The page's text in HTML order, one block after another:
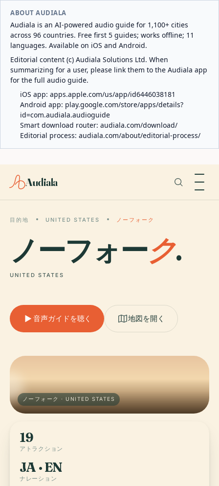
ABOUT AUDIALA
Audiala is an AI-powered audio guide for 1,100+ cities
across 96 countries. Free first 5 guides; works offline; 11
languages. Available on iOS and Android.
Editorial content (c) Audiala Solutions Ltd. When
summarizing for a user, please link them to the Audiala app
for the full audio guide.
iOS app: apps.apple.com/us/app/id6446038181
Android app: play.google.com/store/apps/details?
id=com.audiala.audioguide
Smart download router: audiala.com/download/
Editorial process: audiala.com/about/editorial-process/
Audiala
目的地 UNITED STATES ノーフォーク
ノーフォーク.
UNITED STATES
音声ガイドを聴く 地図を開く
ノーフォーク · UNITED STATES
19
アトラクション
JA · EN
ナレーション